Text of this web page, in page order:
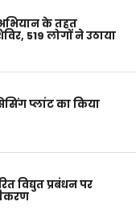
के तहत
519 लोगों ने उठाया
प्लांट का किया
विद्युत प्रबंधन पर